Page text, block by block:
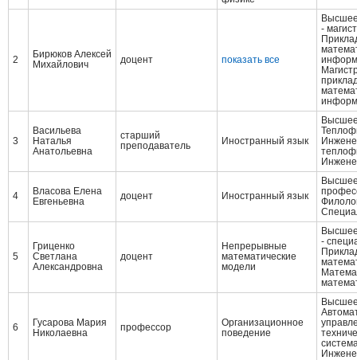
2
Бирюков Алексей
Михайлович
доцент показать все
-
3
Васильева
Наталья
Анатольевна
старший
преподаватель
Иностранный язык
4
Власова Елена
Евгеньевна
доцент Иностранный язык
5
Гриценко
Светлана
Александровна
доцент
Непрерывные
математические
модели
-
6
Гусарова Мария
Николаевна
профессор
Организационное
поведение